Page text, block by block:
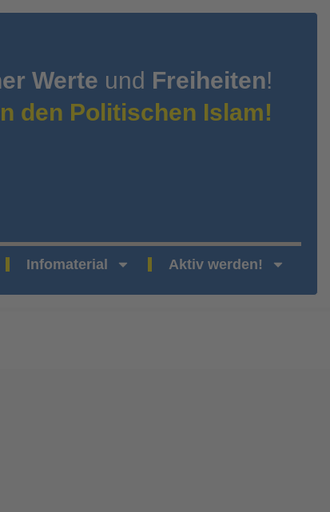
Werte und Freiheiten!
den Politischen Islam!
Infomaterial Aktiv werden!